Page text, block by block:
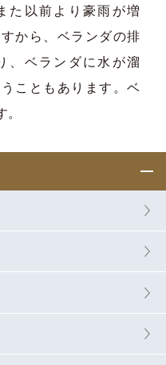
た以前より豪雨が増
から、ベランダの排
、ベランダに水が溜
こともあります。ベ